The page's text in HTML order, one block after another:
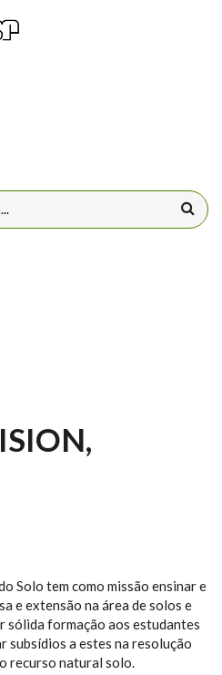
Solo tem como missão ensinar e
e extensão na área de solos e
formação aos estudantes
subsídios a estes na resolução
recurso natural solo.